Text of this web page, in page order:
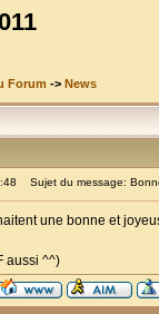
Forum -> News
Sujet du message:
une bonne et
aussi ^^)